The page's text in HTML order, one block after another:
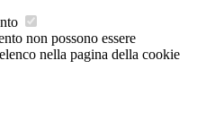
non possono essere
nella pagina della cookie